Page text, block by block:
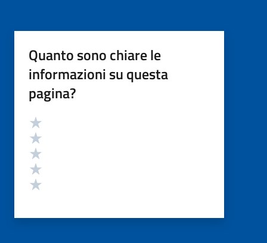
Quanto sono chiare le
informazioni su questa
pagina?
Valutazione